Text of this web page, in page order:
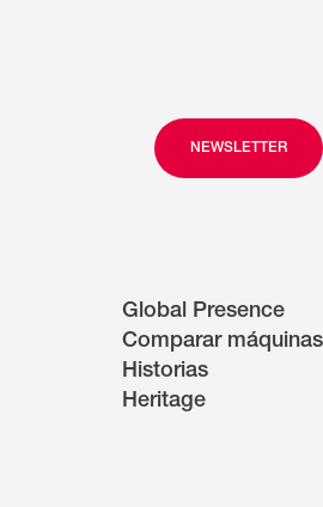
NEWSLETTER
Global Presence
Comparar máquinas
Historias
Heritage